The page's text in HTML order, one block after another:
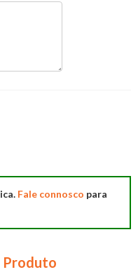
Fale connosco para
Produto